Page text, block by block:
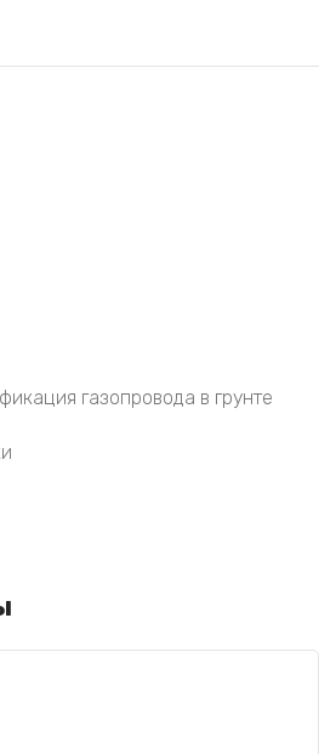
газопровода в грунте